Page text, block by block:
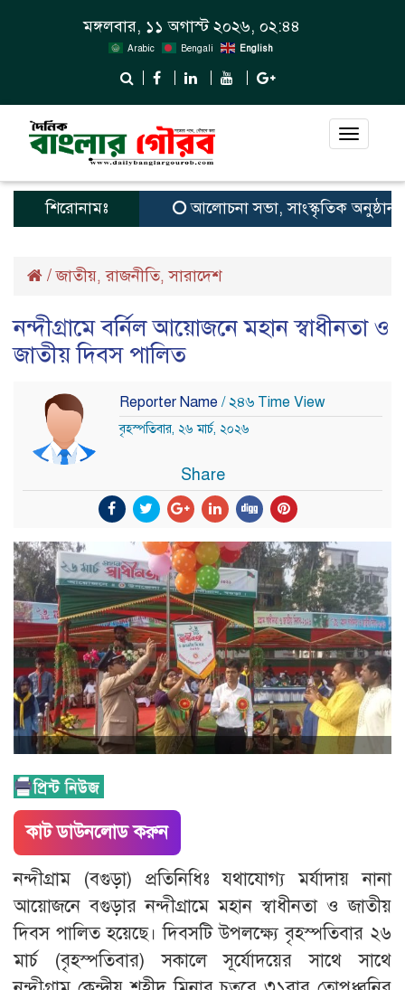
মঙ্গলবার, ১১ অগাস্ট ২০২৬, ০২:৪৪
Arabic Bengali English
Toggle
শিরোনামঃ আলোচনা সভা, সাংস্কৃতিক অনুষ্ঠান ও
/জাতীয়,রাজনীতি,সারাদেশ
নন্দীগ্রামে বর্নিল আয়োজনে মহান স্বাধীনতা ও
জাতীয় দিবস পালিত
Reporter Name / ২৪৬ Time View
বৃহস্পতিবার, ২৬ মার্চ, ২০২৬
Share
কাট ডাউনলোড করুন
নন্দীগ্রাম (বগুড়া) প্রতিনিধিঃ যথাযোগ্য মর্যাদায় নানা
আয়োজনে বগুড়ার নন্দীগ্রামে মহান স্বাধীনতা ও জাতীয়
দিবস পালিত হয়েছে। দিবসটি উপলক্ষ্যে বৃহস্পতিবার ২৬
মার্চ (বৃহস্পতিবার) সকালে সূর্যোদয়ের সাথে সাথে